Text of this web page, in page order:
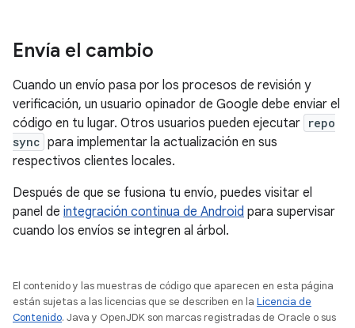
Envía el cambio
Cuando un envío pasa por los procesos de revisión y
verificación, un usuario opinador de Google debe enviar el
código en tu lugar. Otros usuarios pueden ejecutar repo
sync para implementar la actualización en sus
respectivos clientes locales.
Después de que se fusiona tu envío, puedes visitar el
panel de integración continua de Android para supervisar
cuando los envíos se integren al árbol.
El contenido y las muestras de código que aparecen en esta página
están sujetas a las licencias que se describen en la Licencia de
Contenido. Java y OpenJDK son marcas registradas de Oracle o sus